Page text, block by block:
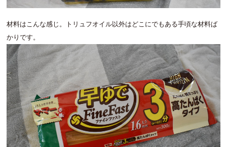
材料はこんな感じ。トリュフオイル以外はどこにでもある手頃な材料ば
かりです。